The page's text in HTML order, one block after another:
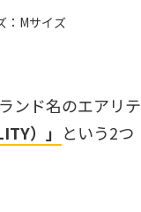
：Mサイズ
ンド名のエアリテ
）」 という2つ